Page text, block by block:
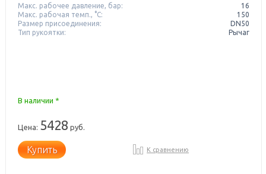
Макс. рабочее давление, бар:
16
Макс. рабочая темп., °С:
150
Размер присоединения:
DN50
Тип рукоятки:
Рычаг
В наличии *
Цена: 5428 руб.
Купить К сравнению